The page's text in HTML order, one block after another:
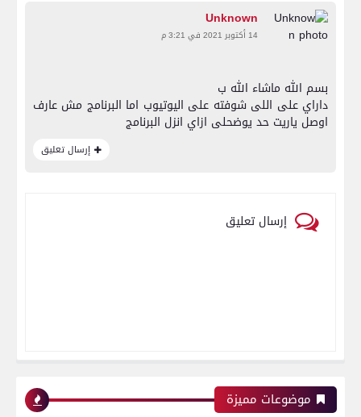
Unknown
14 أكتوبر 2021 في 3:21 م
بسم الله ماشاء الله ب
داراي على اللى شوفته على اليوتيوب اما البرنامج مش عارف
اوصل ياريت حد يوضحلى ازاي انزل البرنامج
إرسال تعليق
إرسال تعليق
موضوعات مميزة